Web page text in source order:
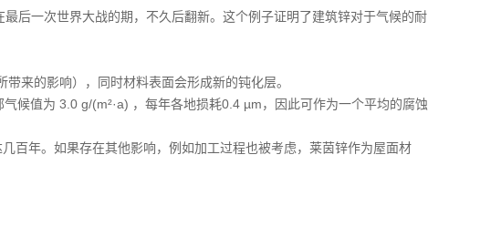
后一次世界大战的期，不久后翻新。这个例子证明了建筑锌对于气候的耐
来的影响），同时材料表面会形成新的钝化层。
候值为 3.0 g/(m²·a) ，每年各地损耗0.4 µm，因此可作为一个平均的腐蚀
百年。如果存在其他影响，例如加工过程也被考虑，莱茵锌作为屋面材